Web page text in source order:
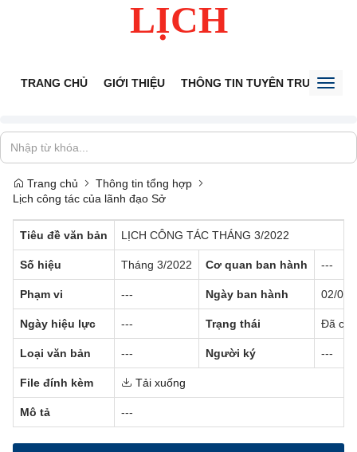
LỊCH
TRANG CHỦ GIỚI THIỆU THÔNG TIN TUYÊN TRUYỀN
Trang chủ
Thông tin tổng hợp
Lịch công tác của lãnh đạo Sở
Tiêu đề văn bản LỊCH CÔNG TÁC THÁNG 3/2022
Số hiệu Tháng 3/2022 Cơ quan ban hành ---
Phạm vi --- Ngày ban hành 02/03/
Ngày hiệu lực --- Trạng thái Đã có
Loại văn bản --- Người ký ---
File đính kèm Tải xuống
Mô tả ---